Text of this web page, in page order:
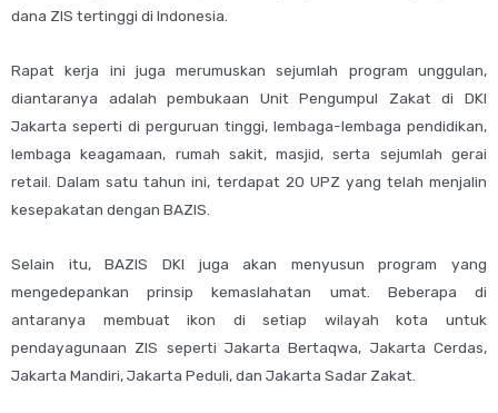
dana ZIS tertinggi di Indonesia.
Rapat kerja ini juga merumuskan sejumlah program unggulan,
diantaranya adalah pembukaan Unit Pengumpul Zakat di DKI
Jakarta seperti di perguruan tinggi, lembaga-lembaga pendidikan,
lembaga keagamaan, rumah sakit, masjid, serta sejumlah gerai
retail. Dalam satu tahun ini, terdapat 20 UPZ yang telah menjalin
kesepakatan dengan BAZIS.
Selain itu, BAZIS DKI juga akan menyusun program yang
mengedepankan prinsip kemaslahatan umat. Beberapa di
antaranya membuat ikon di setiap wilayah kota untuk
pendayagunaan ZIS seperti Jakarta Bertaqwa, Jakarta Cerdas,
Jakarta Mandiri, Jakarta Peduli, dan Jakarta Sadar Zakat.